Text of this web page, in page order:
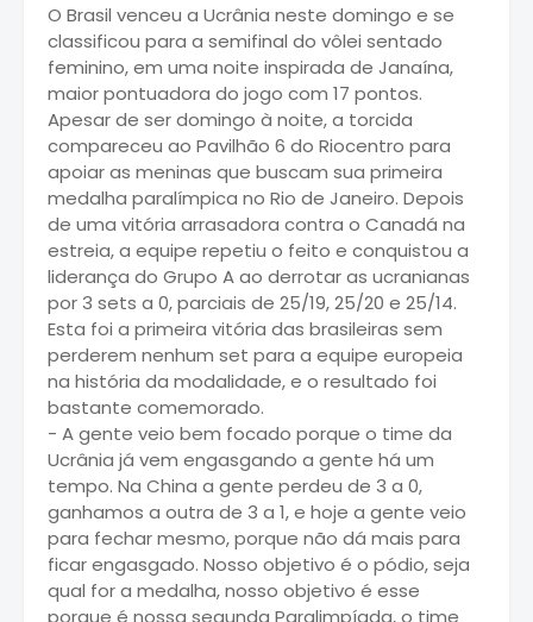
O Brasil venceu a Ucrânia neste domingo e se
classificou para a semifinal do vôlei sentado
feminino, em uma noite inspirada de Janaína,
maior pontuadora do jogo com 17 pontos.
Apesar de ser domingo à noite, a torcida
compareceu ao Pavilhão 6 do Riocentro para
apoiar as meninas que buscam sua primeira
medalha paralímpica no Rio de Janeiro. Depois
de uma vitória arrasadora contra o Canadá na
estreia, a equipe repetiu o feito e conquistou a
liderança do Grupo A ao derrotar as ucranianas
por 3 sets a 0, parciais de 25/19, 25/20 e 25/14.
Esta foi a primeira vitória das brasileiras sem
perderem nenhum set para a equipe europeia
na história da modalidade, e o resultado foi
bastante comemorado.
- A gente veio bem focado porque o time da
Ucrânia já vem engasgando a gente há um
tempo. Na China a gente perdeu de 3 a 0,
ganhamos a outra de 3 a 1, e hoje a gente veio
para fechar mesmo, porque não dá mais para
ficar engasgado. Nosso objetivo é o pódio, seja
qual for a medalha, nosso objetivo é esse
porque é nossa segunda Paralimpíada, o time